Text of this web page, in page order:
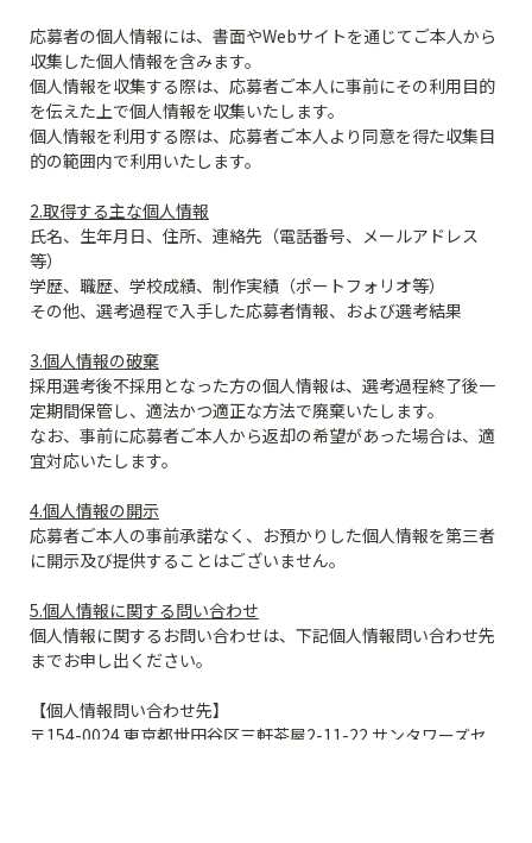
応募者の個人情報には、書面やWebサイトを通じてご本人から
収集した個人情報を含みます。
個人情報を収集する際は、応募者ご本人に事前にその利用目的
を伝えた上で個人情報を収集いたします。
個人情報を利用する際は、応募者ご本人より同意を得た収集目
的の範囲内で利用いたします。
2.取得する主な個人情報
氏名、生年月日、住所、連絡先（電話番号、メールアドレス
等）
学歴、職歴、学校成績、制作実績（ポートフォリオ等）
その他、選考過程で入手した応募者情報、および選考結果
3.個人情報の破棄
採用選考後不採用となった方の個人情報は、選考過程終了後一
定期間保管し、適法かつ適正な方法で廃棄いたします。
なお、事前に応募者ご本人から返却の希望があった場合は、適
宜対応いたします。
4.個人情報の開示
応募者ご本人の事前承諾なく、お預かりした個人情報を第三者
に開示及び提供することはございません。
5.個人情報に関する問い合わせ
個人情報に関するお問い合わせは、下記個人情報問い合わせ先
までお申し出ください。
【個人情報問い合わせ先】
〒154-0024 東京都世田谷区三軒茶屋2-11-22 サンタワーズセ